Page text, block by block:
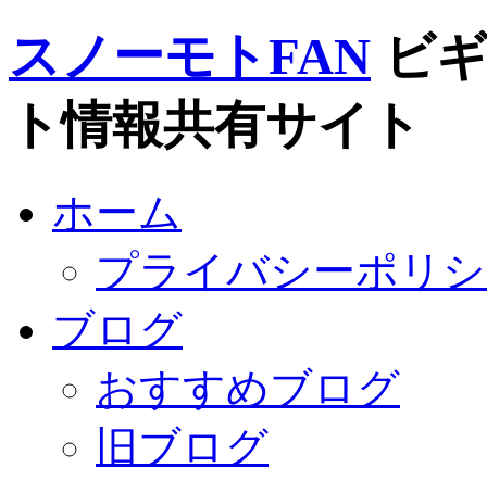
スノーモトFAN ビ
ト情報共有サイト
ホーム
プライバシーポリ
ブログ
おすすめブログ
旧ブログ